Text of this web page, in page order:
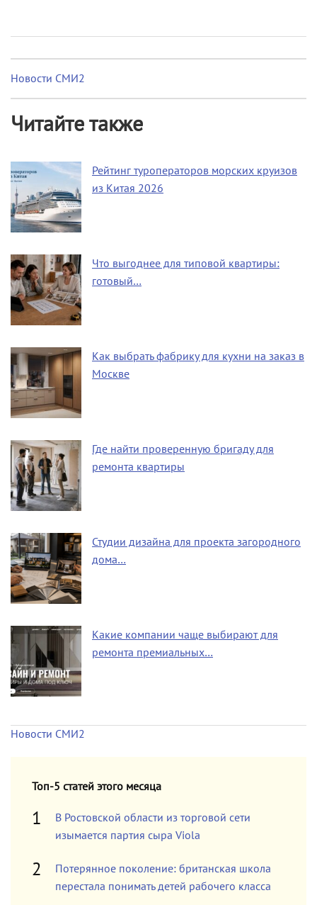
Новости СМИ2
Читайте также
Рейтинг туроператоров морских круизов
из Китая 2026
Что выгоднее для типовой квартиры:
готовый…
Как выбрать фабрику для кухни на заказ в
Москве
Где найти проверенную бригаду для
ремонта квартиры
Студии дизайна для проекта загородного
дома…
Какие компании чаще выбирают для
ремонта премиальных…
Новости СМИ2
Топ-5 статей этого месяца
В Ростовской области из торговой сети
изымается партия сыра Viola
Потерянное поколение: британская школа
перестала понимать детей рабочего класса